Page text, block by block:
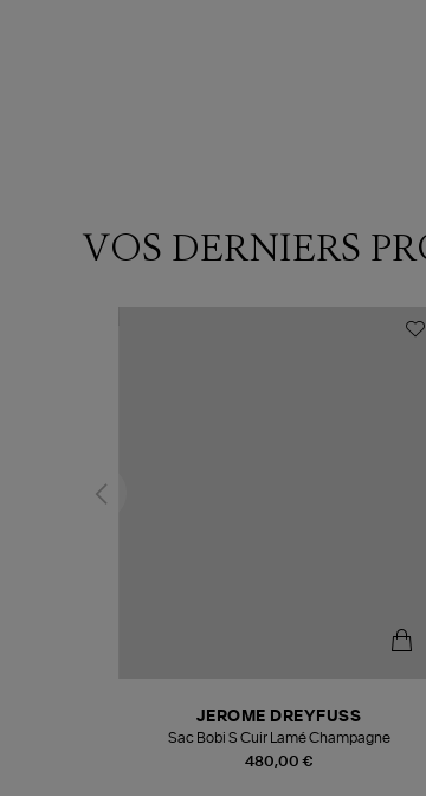
VOS DERNIERS
480,00 €
JEROME DREYFUSS
Sac Bobi S Cuir Lamé Champagne